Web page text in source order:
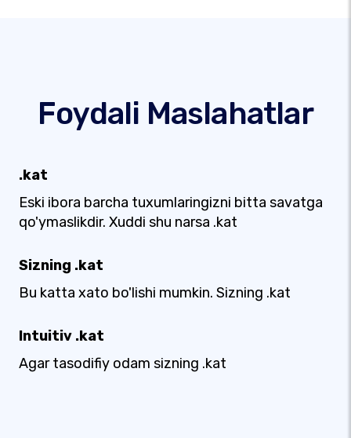
Foydali Maslahatlar
.kat
Eski ibora barcha tuxumlaringizni bitta savatga
qo'ymaslikdir. Xuddi shu narsa .kat
Sizning .kat
Bu katta xato bo'lishi mumkin. Sizning .kat
Intuitiv .kat
Agar tasodifiy odam sizning .kat